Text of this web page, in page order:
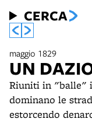
CERCA
maggio 1829
UN
Riuniti in "balle"
dominano le
estorcendo